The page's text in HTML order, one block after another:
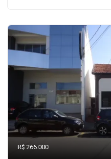
R$ 266.000